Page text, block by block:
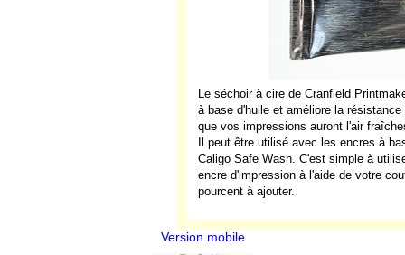
Le séchoir à cire de Cranfield
à base d'huile et améliore la
que vos impressions auront l'air
Il peut être utilisé avec les encres à
Caligo Safe Wash. C'est simple à
encre d'impression à l'aide de votre
pourcent à ajouter.
Version mobile